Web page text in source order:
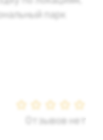
парк
Отзывов нет